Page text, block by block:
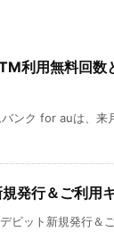
利用無料回
ンク for auは、来
発行＆ご利用
ビット新規発行＆